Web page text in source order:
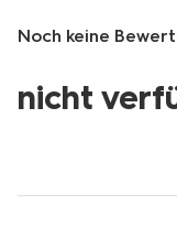
Noch keine
de/baby/
shirt-
nicht